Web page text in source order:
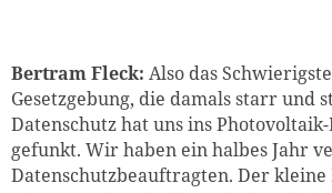
Bertram Fleck: Also das
Gesetzgebung, die damals starr und
Datenschutz hat uns ins
gefunkt. Wir haben ein halbes Jahr
Datenschutzbeauftragten. Der